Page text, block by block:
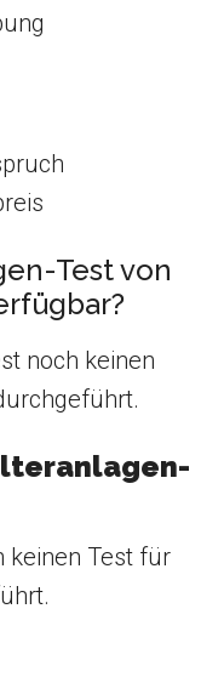
Test von
noch keinen
keinen Test für